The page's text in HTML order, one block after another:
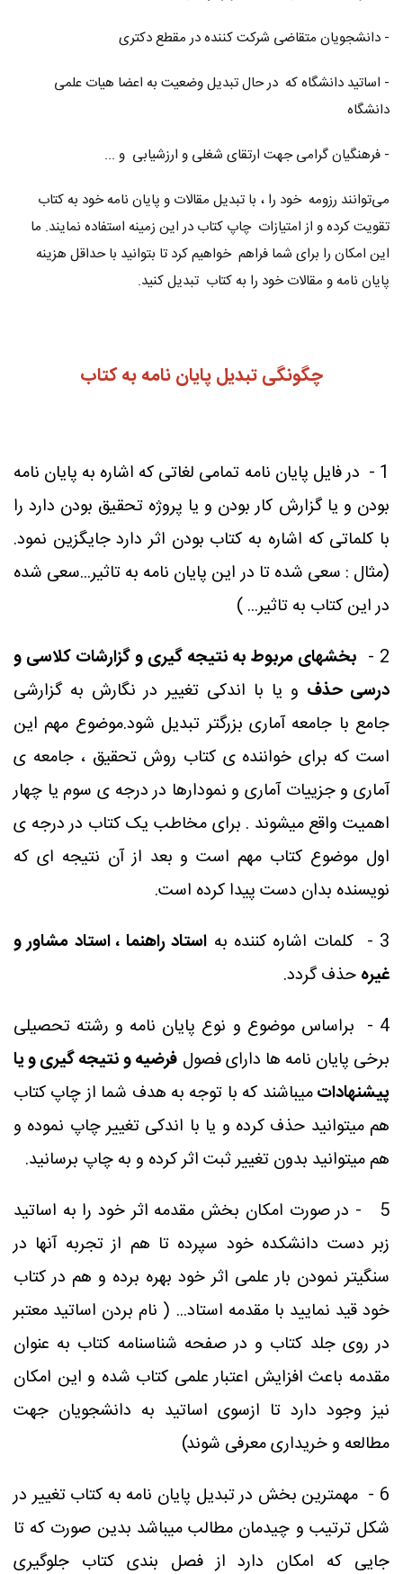
- دانشجویان متقاضی شرکت کننده در مقطع دکتری
- اساتید دانشگاه که در حال تبدیل وضعیت به اعضا هیات علمی
دانشگاه
- فرهنگیان گرامی جهت ارتقای شغلی و ارزشیابی و ...
می‌توانند رزومه خود را ، با تبدیل مقالات و پایان نامه خود به کتاب
تقویت کرده و از امتیازات چاپ کتاب در این زمینه استفاده نمایند. ما
این امکان را برای شما فراهم خواهیم کرد تا بتوانید با حداقل هزینه
پایان نامه و مقالات خود را به کتاب تبدیل کنید.
چگونگی تبدیل پایان نامه به کتاب
1 -
در فایل پایان نامه تمامی لغاتی که اشاره به پایان نامه
بودن و یا گزارش کار بودن و یا پروژه تحقیق بودن دارد را
با کلماتی که اشاره به کتاب بودن اثر دارد جایگزین نمود.
(مثال : سعی شده تا در این پایان نامه به تاثیر...سعی شده
در این کتاب به تاثیر...
)
2 -
بخشهای مربوط به نتیجه گیری و گزارشات کلاسی و
درسی حذف و یا با اندکی تغییر در نگارش به گزارشی
جامع با جامعه آماری بزرگتر تبدیل شود.موضوع مهم این
است که برای خواننده ی کتاب روش تحقیق ، جامعه ی
آماری و جزییات آماری و نمودارها در درجه ی سوم یا چهار
اهمیت واقع میشوند . برای مخاطب یک کتاب در درجه ی
اول موضوع کتاب مهم است و بعد از آن نتیجه ای که
نویسنده بدان دست پیدا کرده است.
3 -
کلمات اشاره کننده به استاد راهنما ، استاد مشاور و
غیره حذف گردد.
4 -
براساس موضوع و نوع پایان نامه و رشته تحصیلی
برخی پایان نامه ها دارای فصول فرضیه و نتیجه گیری و یا
پیشنهاداتمیباشند که با توجه به هدف شما از چاپ کتاب
هم میتوانید حذف کرده و یا با اندکی تغییر چاپ نموده و
هم میتوانید بدون تغییر ثبت اثر کرده و به چاپ برسانید.
5 - در صورت امکان بخش مقدمه اثر خود را به اساتید
زبر دست دانشکده خود سپرده تا هم از تجربه آنها در
سنگیتر نمودن بار علمی اثر خود بهره برده و هم در کتاب
خود قید نمایید با مقدمه استاد... ( نام بردن اساتید معتبر
در روی جلد کتاب و در صفحه شناسنامه کتاب به عنوان
مقدمه باعث افزایش اعتبار علمی کتاب شده و این امکان
نیز وجود دارد تا ازسوی اساتید به دانشجویان جهت
مطالعه و خریداری معرفی شوند)
6 -
مهمترین بخش در تبدیل پایان نامه به کتاب تغییر در
شکل ترتیب و چیدمان مطالب میباشد بدین صورت که تا
جایی که امکان دارد از فصل بندی کتاب جلوگیری